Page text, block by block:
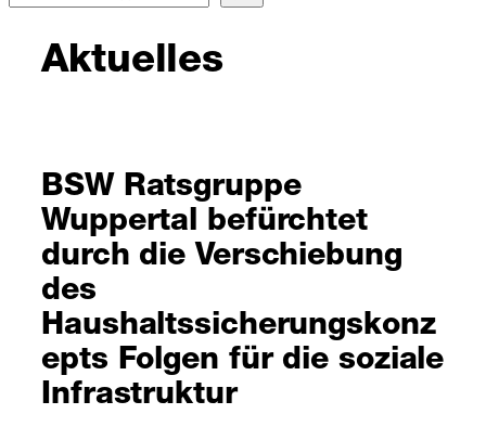
Aktuelles
BSW Ratsgruppe
Wuppertal befürchtet
durch die Verschiebung
des
Haushaltssicherungskonz
epts Folgen für die soziale
Infrastruktur